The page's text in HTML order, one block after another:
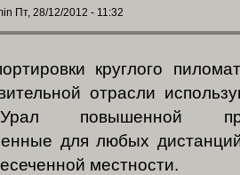
Пт, 28/12/2012 - 11:32
круглого
отрасли
повышенной
для любых
местности.